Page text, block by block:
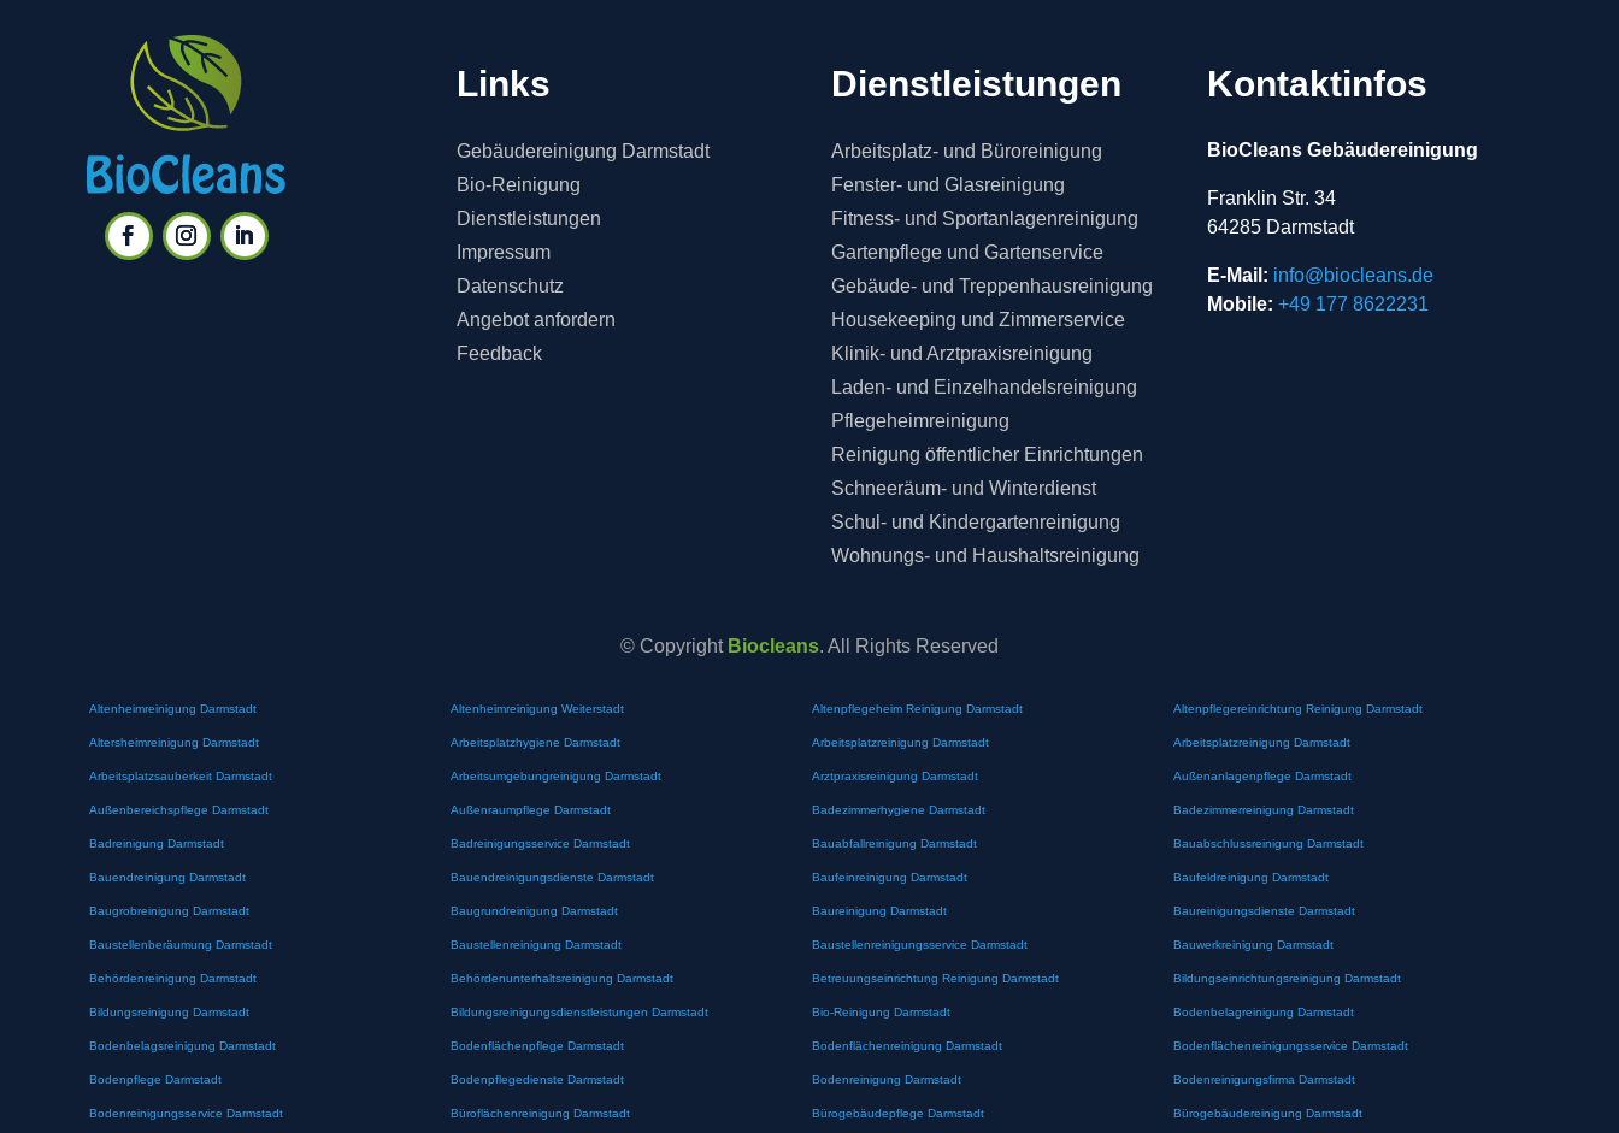
Links
Gebäudereinigung Darmstadt
Bio-Reinigung
Dienstleistungen
Impressum
Datenschutz
Angebot anfordern
Feedback
Dienstleistungen
Arbeitsplatz- und Büroreinigung
Fenster- und Glasreinigung
Fitness- und Sportanlagenreinigung
Gartenpflege und Gartenservice
Gebäude- und Treppenhausreinigung
Housekeeping und Zimmerservice
Klinik- und Arztpraxisreinigung
Laden- und Einzelhandelsreinigung
Pflegeheimreinigung
Reinigung öffentlicher Einrichtungen
Schneeräum- und Winterdienst
Schul- und Kindergartenreinigung
Wohnungs- und Haushaltsreinigung
Kontaktinfos
BioCleans Gebäudereinigung
Franklin Str. 34
64285 Darmstadt
E-Mail: info@biocleans.de
Mobile: +49 177 8622231
© Copyright Biocleans. All Rights Reserved
Altenheimreinigung Darmstadt Altenheimreinigung Weiterstadt Altenpflegeheim Reinigung Darmstadt Altenpflegereinrichtung Reinigung Darmstadt
Altersheimreinigung Darmstadt Arbeitsplatzhygiene Darmstadt Arbeitsplatzreinigung Darmstadt Arbeitsplatzreinigung Darmstadt
Arbeitsplatzsauberkeit Darmstadt Arbeitsumgebungreinigung Darmstadt Arztpraxisreinigung Darmstadt Außenanlagenpflege Darmstadt
Außenbereichspflege Darmstadt Außenraumpflege Darmstadt Badezimmerhygiene Darmstadt Badezimmerreinigung Darmstadt
Badreinigung Darmstadt Badreinigungsservice Darmstadt Bauabfallreinigung Darmstadt Bauabschlussreinigung Darmstadt
Bauendreinigung Darmstadt Bauendreinigungsdienste Darmstadt Baufeinreinigung Darmstadt Baufeldreinigung Darmstadt
Baugrobreinigung Darmstadt Baugrundreinigung Darmstadt Baureinigung Darmstadt Baureinigungsdienste Darmstadt
Baustellenberäumung Darmstadt Baustellenreinigung Darmstadt Baustellenreinigungsservice Darmstadt Bauwerkreinigung Darmstadt
Behördenreinigung Darmstadt Behördenunterhaltsreinigung Darmstadt Betreuungseinrichtung Reinigung Darmstadt Bildungseinrichtungsreinigung Darmstadt
Bildungsreinigung Darmstadt Bildungsreinigungsdienstleistungen Darmstadt Bio-Reinigung Darmstadt Bodenbelagreinigung Darmstadt
Bodenbelagsreinigung Darmstadt Bodenflächenpflege Darmstadt Bodenflächenreinigung Darmstadt Bodenflächenreinigungsservice Darmstadt
Bodenpflege Darmstadt Bodenpflegedienste Darmstadt Bodenreinigung Darmstadt Bodenreinigungsfirma Darmstadt
Bodenreinigungsservice Darmstadt Büroflächenreinigung Darmstadt Bürogebäudepflege Darmstadt Bürogebäudereinigung Darmstadt